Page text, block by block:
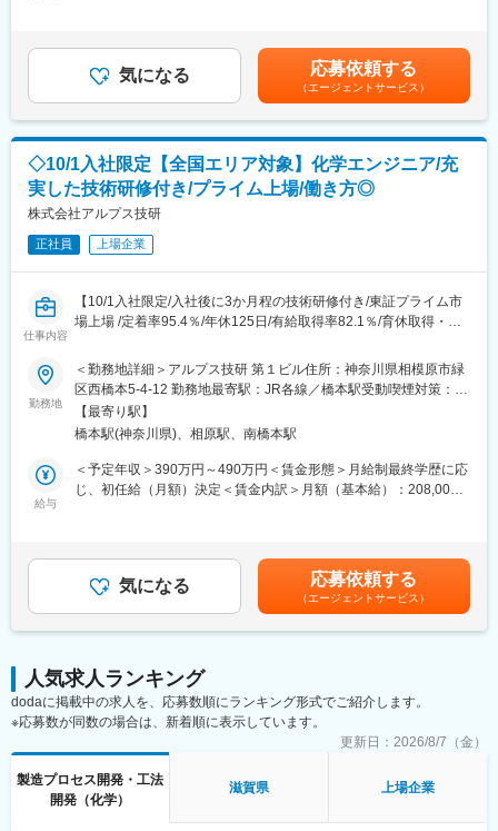
電池分野の経験がない状態で入社された方が大部分であり、先輩
社員による手厚いサポート体制があります。
必要な知識や技術の習得には、教育の機会を設けてバックアップ
しますので、安心して業務に取り組んでいただけます。
■働きやすい環境：
・年間休日：126日
・有給取得日数：平均15.9日（全社）
※有給は年間10日の取得を義務付け
■福利厚生：
変更の範囲：会社の定める業務
二軸延伸ポリスチレンシート開発に関するマネジメント業務
技術部におけるピープルマネジメント
DIC株式会社と旭化成株式会社の出資により、二軸延伸ポリスチ
レンシート専業メーカーとして設立されました。
■期待する役割
合同組織のため、ステークホルダーと真摯・誠実にコミュニケー
ションし、粘り強く交渉していただくことを期待しています。
組織のマネジメントと、自らの成果による貢献の両方を担うプレ
ーイングマネジャーとしての役割を期待しています。
■就業環境
スを保ちながらキャリアアップが目指せる環境です。
■企業の特徴/魅力
業界大手企業グループの合同組織で、安定した経営基盤と先進的
業風土のもと、積極的に挑戦できる環境があります。
も目安の金額であり、選考を通じて上下する可能性があります。
月給(月額)は固定手当を含めた表記です。
気になる 応募依頼する
（エージェントサービス）
◇10/1入社限定【全国エリア対象】化学エンジニア/充
実した技術研修付き/プライム上場/働き方◎
株式会社アルプス技研
正社員 上場企業
仕事内容
【10/1入社限定/入社後に3か月程の技術研修付き/東証プライム市
場上場 /定着率95.4％/年休125日/有給取得率82.1％/育休取得・復
■業務概要：
入社後研修を経て化学エンジニアとしてご活躍いただきます。さ
まざまな業界・メーカーのものづくりに挑戦でき、基礎研究や製
品企画段階に携わることも可能です。
※各種手続きや研修準備のため、入社日より前にオリエンテーショ
ンや面談の実施を想定しております。
・自動車用電池の研究開発、設計業務
・半導体関連の研究開発、設計業務 等 における設計・実験・
ており、新卒入社者と同等の手厚いフォローを受けることが可能
です。
・技術研修中もお給料はお支払いいたします。研修にかかる費用
■同社で働くメリット：
【経営の安定】
自己資本比率65.8％で経営安定(※通常40％以上で健全)／さらに売
勤務地
＜勤務地詳細＞アルプス技研 第１ビル住所：神奈川県相模原市緑
区西橋本5-4-12 勤務地最寄駅：JR各線／橋本駅受動喫煙対策：屋
内全面禁煙変更の範囲：会社の定める事業所
【最寄り駅】
橋本駅(神奈川県)、相原駅、南橋本駅
給与
＜予定年収＞390万円～490万円＜賃金形態＞月給制最終学歴に応
じ、初任給（月額）決定＜賃金内訳＞月額（基本給）：208,000
250,000円・高専5年制／230,000円・専門4年制／220,000円・専
門3年制／214,000円・短大、専門2年制／208,000円賃金はあくま
でも目安の金額であり、選考を通じて上下する可能性がありま
す。月給(月額)は固定手当を含めた表記です。
気になる 応募依頼する
（エージェントサービス）
人気求人ランキング
dodaに掲載中の求人を、応募数順にランキング形式でご紹介します。
※応募数が同数の場合は、新着順に表示しています。
更新日： 2026/8/7（金）
製造プロセス開発・工法
開発（化学）
滋賀県 上場企業